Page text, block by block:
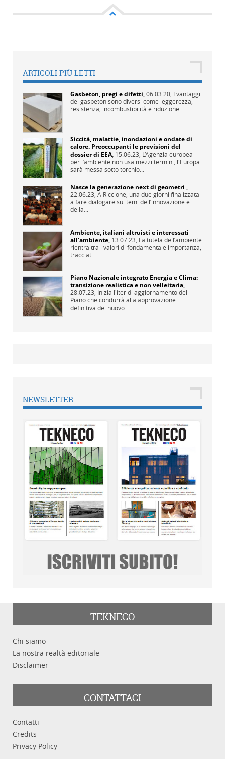
ARTICOLI PIÙ LETTI
Gasbeton, pregi e difetti,06.03.20, I vantaggi
del gasbeton sono diversi come leggerezza,
resistenza, incombustibilità e riduzione...
Siccità, malattie, inondazioni e ondate di
calore. Preoccupanti le previsioni del
dossier di EEA, 15.06.23, L’Agenzia europea
per l’ambiente non usa mezzi termini, l'Europa
sarà messa sotto torchio...
Nasce la generazione next di geometri ,
22.06.23, A Riccione, una due giorni finalizzata
a fare dialogare sui temi dell’innovazione e
della...
Ambiente, italiani altruisti e interessati
all’ambiente, 13.07.23, La tutela dell’ambiente
rientra tra i valori di fondamentale importanza,
tracciati...
Piano Nazionale integrato Energia e Clima:
transizione realistica e non velleitaria,
28.07.23, Inizia l'iter di aggiornamento del
Piano che condurrà alla approvazione
definitiva del nuovo...
NEWSLETTER
TEKNECO
Chi siamo
La nostra realtà editoriale
Disclaimer
CONTATTACI
Contatti
Credits
Privacy Policy